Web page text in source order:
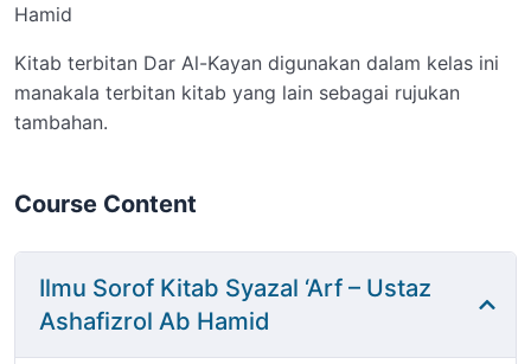
Hamid
Kitab terbitan Dar Al-Kayan digunakan dalam kelas ini
manakala terbitan kitab yang lain sebagai rujukan
tambahan.
Course Content
Ilmu Sorof Kitab Syazal ‘Arf – Ustaz
Ashafizrol Ab Hamid